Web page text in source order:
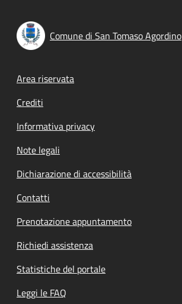
Comune di San Tomaso Agordino
Footer menu
Area riservata
Crediti
Informativa privacy
Note legali
Dichiarazione di accessibilità
Contatti
Prenotazione appuntamento
Richiedi assistenza
Statistiche del portale
Leggi le FAQ